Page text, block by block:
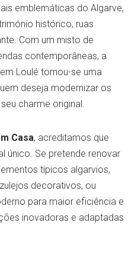
emblemáticas do Algarve,
histórico, ruas
Com um misto de
contemporâneas, a
Loulé tornou-se uma
deseja modernizar os
charme original.
Casa, acreditamos que
único. Se pretende renovar
típicos algarvios,
decorativos, ou
para maior eficiência e
inovadoras e adaptadas